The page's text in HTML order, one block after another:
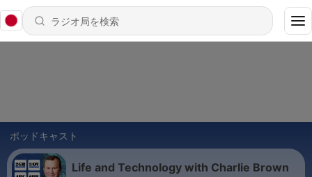
ポッドキャスト
Life and Technology with Charlie Brown